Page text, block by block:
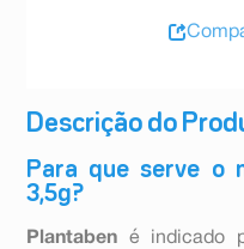
Descrição do
Para que serve o
3,5g?
Plantaben é indicado